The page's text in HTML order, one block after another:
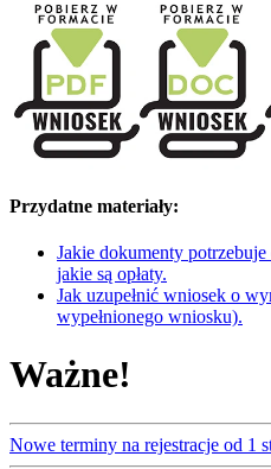
Przydatne materiały:
Jakie dokumenty
jakie są opłaty.
Jak uzupełnić wniosek o
wypełnionego wniosku).
Ważne!
Nowe terminy na rejestracje od 1